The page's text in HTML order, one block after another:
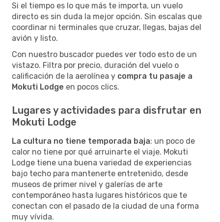
Si el tiempo es lo que más te importa, un vuelo
directo es sin duda la mejor opción. Sin escalas que
coordinar ni terminales que cruzar, llegas, bajas del
avión y listo.
Con nuestro buscador puedes ver todo esto de un
vistazo. Filtra por precio, duración del vuelo o
calificación de la aerolínea y compra tu pasaje a
Mokuti Lodge en pocos clics.
Lugares y actividades para disfrutar en
Mokuti Lodge
La cultura no tiene temporada baja: un poco de
calor no tiene por qué arruinarte el viaje. Mokuti
Lodge tiene una buena variedad de experiencias
bajo techo para mantenerte entretenido, desde
museos de primer nivel y galerías de arte
contemporáneo hasta lugares históricos que te
conectan con el pasado de la ciudad de una forma
muy vívida.